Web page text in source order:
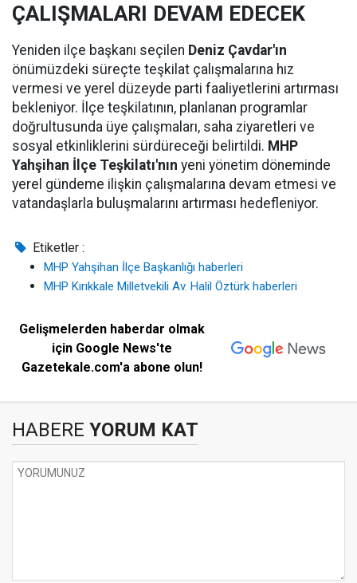
ÇALIŞMALARI DEVAM EDECEK
Yeniden ilçe başkanı seçilen Deniz Çavdar'ın
önümüzdeki süreçte teşkilat çalışmalarına hız
vermesi ve yerel düzeyde parti faaliyetlerini artırması
bekleniyor. İlçe teşkilatının, planlanan programlar
doğrultusunda üye çalışmaları, saha ziyaretleri ve
sosyal etkinliklerini sürdüreceği belirtildi. MHP
Yahşihan İlçe Teşkilatı'nın yeni yönetim döneminde
yerel gündeme ilişkin çalışmalarına devam etmesi ve
vatandaşlarla buluşmalarını artırması hedefleniyor.
Etiketler :
MHP Yahşihan İlçe Başkanlığı haberleri
MHP Kırıkkale Milletvekili Av. Halil Öztürk haberleri
Gelişmelerden haberdar olmak
için Google News'te
Gazetekale.com'a abone olun!
HABERE YORUM KAT